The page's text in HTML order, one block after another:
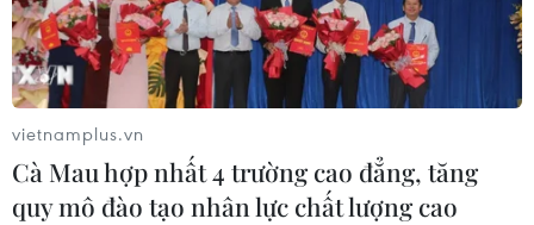
vietnamplus.vn
Cà Mau hợp nhất 4 trường cao đẳng, tăng
quy mô đào tạo nhân lực chất lượng cao